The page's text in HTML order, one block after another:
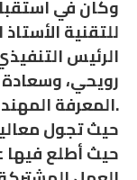
وكان في
للتقنية
الرئيس
رويحي،
المعرفة المهندس أمين يماني.
حيث تجول
حيث أطلع فيها